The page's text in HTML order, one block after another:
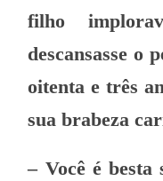
filho
descansasse o
oitenta e três a
sua brabeza
– Você é besta